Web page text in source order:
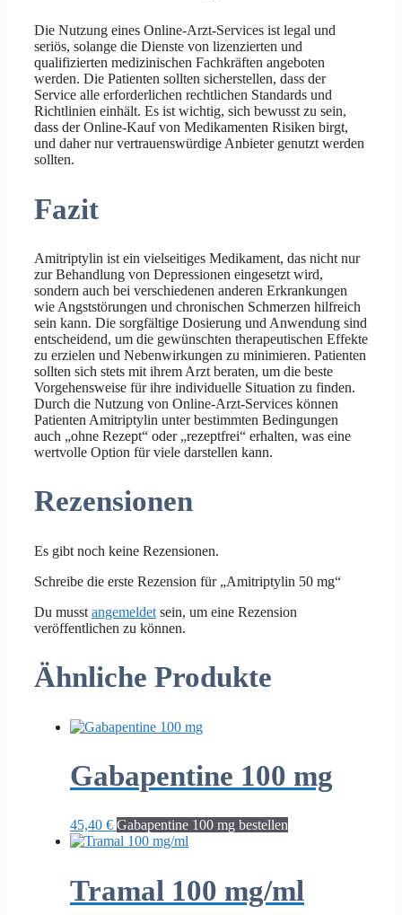
Die Nutzung eines Online-Arzt-Services ist legal und
seriös, solange die Dienste von lizenzierten und
qualifizierten medizinischen Fachkräften angeboten
werden. Die Patienten sollten sicherstellen, dass der
Service alle erforderlichen rechtlichen Standards und
Richtlinien einhält. Es ist wichtig, sich bewusst zu sein,
dass der Online-Kauf von Medikamenten Risiken birgt,
und daher nur vertrauenswürdige Anbieter genutzt werden
sollten.
Fazit
Amitriptylin ist ein vielseitiges Medikament, das nicht nur
zur Behandlung von Depressionen eingesetzt wird,
sondern auch bei verschiedenen anderen Erkrankungen
wie Angststörungen und chronischen Schmerzen hilfreich
sein kann. Die sorgfältige Dosierung und Anwendung sind
entscheidend, um die gewünschten therapeutischen Effekte
zu erzielen und Nebenwirkungen zu minimieren. Patienten
sollten sich stets mit ihrem Arzt beraten, um die beste
Vorgehensweise für ihre individuelle Situation zu finden.
Durch die Nutzung von Online-Arzt-Services können
Patienten Amitriptylin unter bestimmten Bedingungen
auch „ohne Rezept“ oder „rezeptfrei“ erhalten, was eine
wertvolle Option für viele darstellen kann.
Rezensionen
Es gibt noch keine Rezensionen.
Schreibe die erste Rezension für „Amitriptylin 50 mg“
Du musst angemeldet sein, um eine Rezension
veröffentlichen zu können.
Ähnliche Produkte
Gabapentine 100 mg
45,40 € Gabapentine 100 mg bestellen
Tramal 100 mg/ml